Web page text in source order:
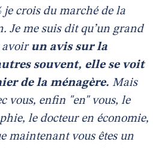
je crois du marché de la
Je me suis dit qu’un grand
avoir un avis sur la
souvent, elle se voit
de la ménagère. Mais
vous, enfin "en" vous, le
le docteur en économie,
maintenant vous êtes un